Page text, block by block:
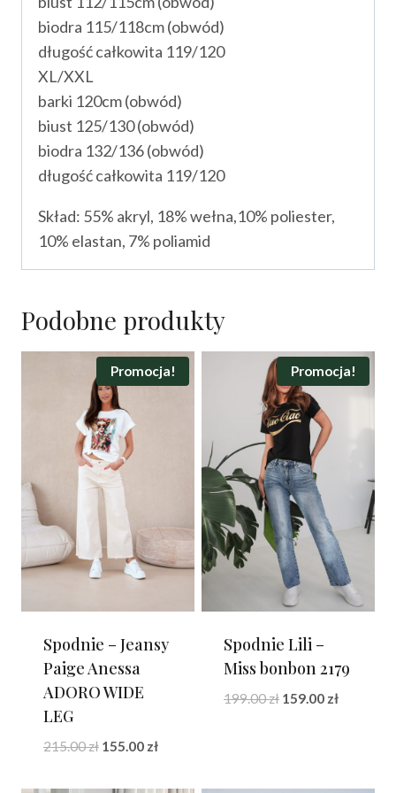
biodra 115/118cm (obwód)
długość całkowita 119/120
XL/XXL
barki 120cm (obwód)
biust 125/130 (obwód)
biodra 132/136 (obwód)
długość całkowita 119/120
Skład: 55% akryl, 18% wełna,10% poliester,
10% elastan, 7% poliamid
Podobne produkty
Promocja!
Spodnie – Jeansy
Paige Anessa
ADORO WIDE
LEG
215.00zł Pierwotna
wynosiła:
155.00 złAktualna
wynosi:
Promocja!
Spodnie Lili –
Miss bonbon 2179
199.00zł Pierwotna
159.00 złAktualna